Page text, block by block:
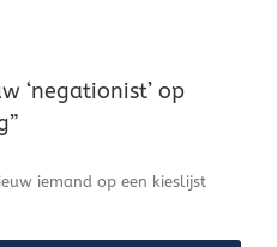
‘negationist’ op
iemand op een kieslijst